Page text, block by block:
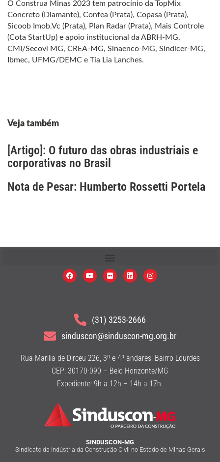
O Construa Minas 2023 tem patrocínio da TopMix
Concreto (Diamante), Confea (Prata), Copasa (Prata),
Sicoob Imob.Vc (Prata), Plan Radar (Prata), Mais Controle
(Cota StartUp) e apoio institucional da ABRH-MG,
CMI/Secovi MG, CREA-MG, Sinaenco-MG, Sindicer-MG,
Ibmec, UFMG/DEMC e Tia Lia Lanches.
Veja também
[Artigo]: O futuro das obras industriais e
corporativas no Brasil
Nota de Pesar: Humberto Rossetti Portela
(31) 3253-2666
sinduscon@sinduscon-mg.org.br
Rua Marilia de Dirceu 226, 3º e 4º andares, Bairro Lourdes
CEP: 30170-090 – Belo Horizonte/MG
Expediente: 9h a 12h – 14h a 17h.
SINDUSCON-MG
Sindicato da Indústria da Construção Civil no Estado de Minas Gerais